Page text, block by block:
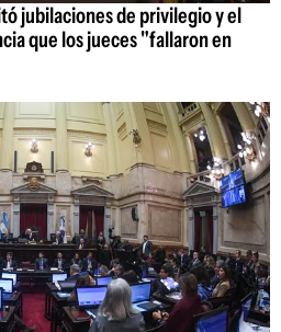
jubilaciones de privilegio y el
que los jueces "fallaron en